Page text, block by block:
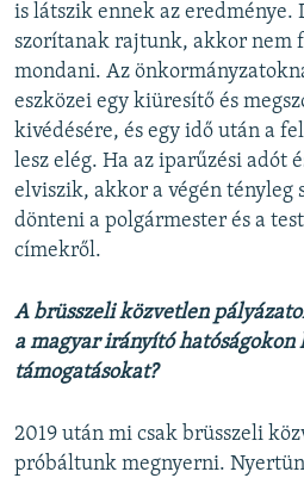
is látszik ennek az eredménye.
szorítanak rajtunk, akkor nem
mondani. Az
eszközei egy kiüresítő és
kivédésére, és egy idő után a
lesz elég. Ha az iparűzési adót
elviszik, akkor a végén tényleg
dönteni a polgármester és a
címekről.
A brüsszeli közvetlen
a magyar irányító hatóságokon
támogatásokat?
2019 után mi csak brüsszeli
próbáltunk megnyerni.